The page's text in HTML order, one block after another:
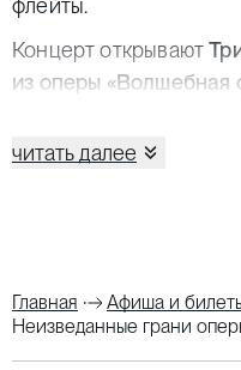
флейты.
Концерт открывают
из оперы «Волшебная
на следующий год
является
читать далее
Главная Афиша и
Неизведанные грани